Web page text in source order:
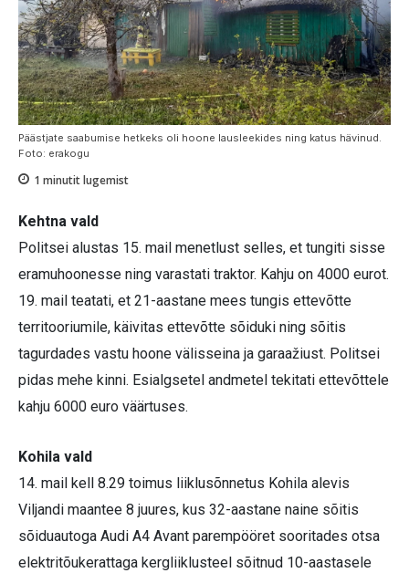
Päästjate saabumise hetkeks oli hoone lausleekides ning katus hävinud.
Foto: erakogu
1 minutit lugemist
Kehtna vald
Politsei alustas 15. mail menetlust selles, et tungiti sisse
eramuhoonesse ning varastati traktor. Kahju on 4000 eurot.
19. mail teatati, et 21-aastane mees tungis ettevõtte
territooriumile, käivitas ettevõtte sõiduki ning sõitis
tagurdades vastu hoone välisseina ja garaažiust. Politsei
pidas mehe kinni. Esialgsetel andmetel tekitati ettevõttele
kahju 6000 euro väärtuses.
Kohila vald
14. mail kell 8.29 toimus liiklusõnnetus Kohila alevis
Viljandi maantee 8 juures, kus 32-aastane naine sõitis
sõiduautoga Audi A4 Avant parempööret sooritades otsa
elektritõukerattaga kergliiklusteel sõitnud 10-aastasele